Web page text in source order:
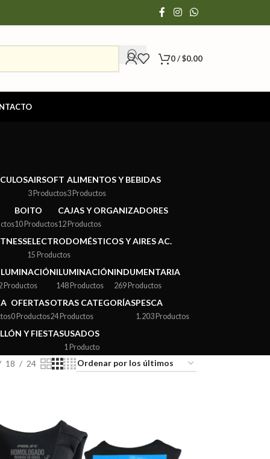
0/$0.00
AIRSOFT
3 Productos
ALIMENTOS Y BEBIDAS
3 Productos
BOITO
10 Productos
CAJAS Y ORGANIZADORES
12 Productos
ELECTRODOMÉSTICOS Y AIRES AC.
15 Productos
Productos
ILUMINACIÓN
148 Productos
INDUMENTARIA
269 Productos
OFERTAS
0 Productos
OTRAS CATEGORÍAS
24 Productos
PESCA
1.203 Productos
Y FIESTASUSADOS
1 Producto
18 24